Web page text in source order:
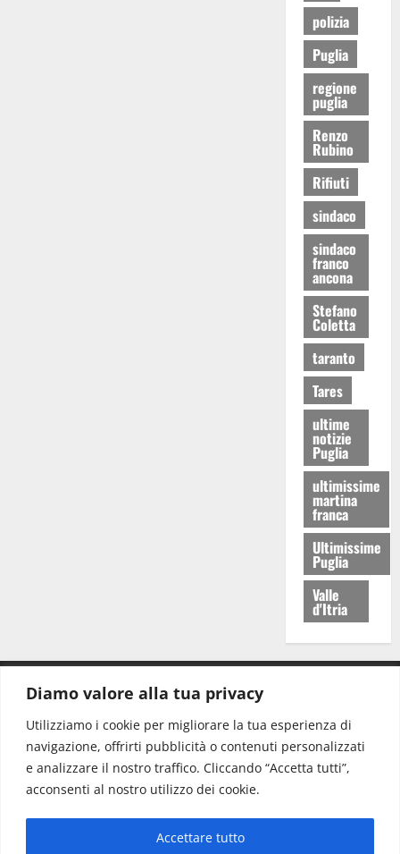
Diamo valore alla tua privacy
Utilizziamo i cookie per migliorare la tua esperienza di
navigazione, offrirti pubblicità o contenuti personalizzati
e analizzare il nostro traffico. Cliccando “Accetta tutti”,
acconsenti al nostro utilizzo dei cookie.
Accettare tutto
polizia
Puglia
regione
puglia
Renzo
Rubino
Rifiuti
sindaco
sindaco
franco
ancona
Stefano
Coletta
taranto
Tares
ultime
notizie
Puglia
ultimissime
martina
franca
Ultimissime
Puglia
Valle
d'Itria
Redazione: redazione@www.martinasera.it
Direttore:direttore@www.martinasera.it
Info & Commerciale:info@www.martinasera.it